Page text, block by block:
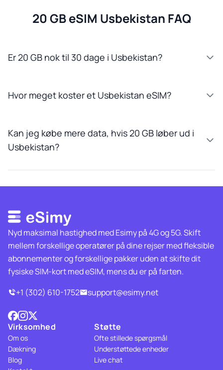
20 GB eSIM Usbekistan FAQ
Er 20 GB nok til 30 dage i Usbekistan?
Hvor meget koster et Usbekistan eSIM?
Kan jeg købe mere data, hvis 20 GB løber ud i
Usbekistan?
Nyd maksimal hastighed med Esimy på 4G og 5G. Skift
mellem forskellige operatører på dine rejser med fleksible
abonnementer og forskellige pakker uden at skifte dit
fysiske SIM-kort med eSIM, mens du er på farten.
+1 (302) 610-1752
support@esimy.net
Virksomhed
Om os
Dækning
Blog
Støtte
Ofte stillede spørgsmål
Understøttede enheder
Live chat